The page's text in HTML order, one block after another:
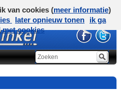
van cookies (meer informatie)
later opnieuw tonen
ik ga
met cookies